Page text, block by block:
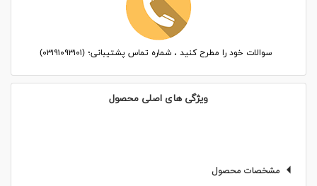
سوالات خود را مطرح کنید ، شماره تماس پشتیبانی؛ (۰۳۱۹۱۰۹۳۱۰۱)
ویژگی های اصلی محصول
مشخصات محصول